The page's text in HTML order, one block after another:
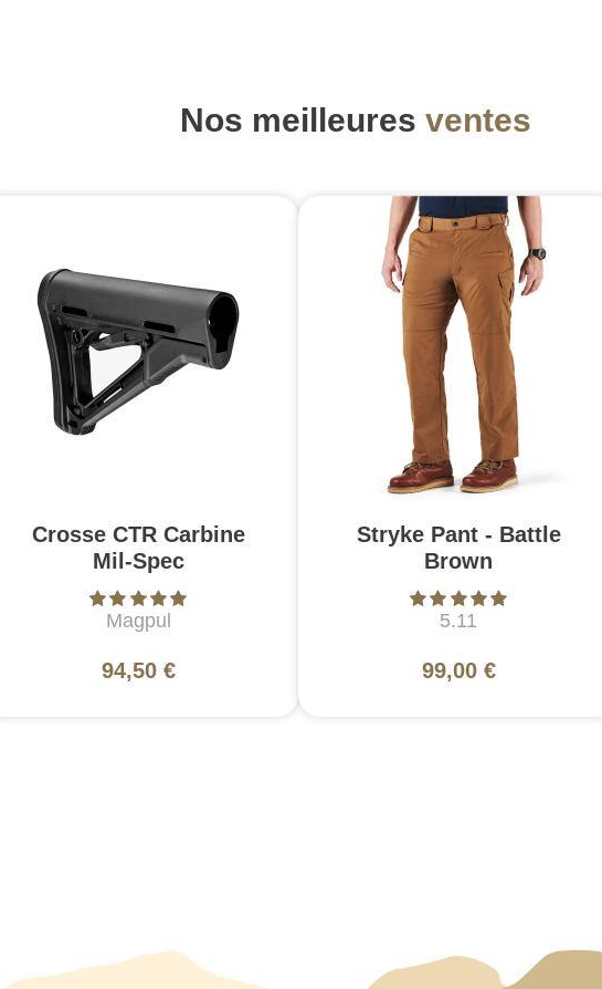
Nos meilleures ventes
Crosse CTR Carbine
Mil-Spec
Magpul
94,50 €
Stryke Pant - Battle
Brown
5.11
99,00 €